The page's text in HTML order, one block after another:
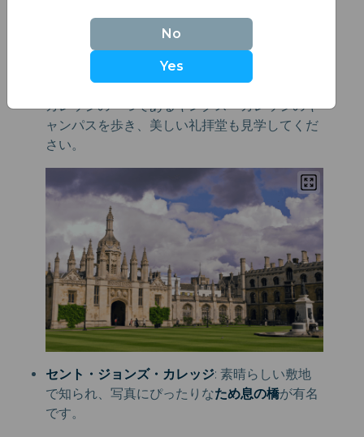
: その独特のデザインと、アイザック・
ニュートンが関与したという神話で知られてい
キングス・カレッジ: 大学で最も裕福で有名な
カレッジの一つであるキングス・カレッジのキ
ャンパスを歩き、美しい礼拝堂も見学してくだ
さい。
セント・ジョンズ・カレッジ: 素晴らしい敷地
で知られ、写真にぴったりなため息の橋が有名
です。
No
Yes